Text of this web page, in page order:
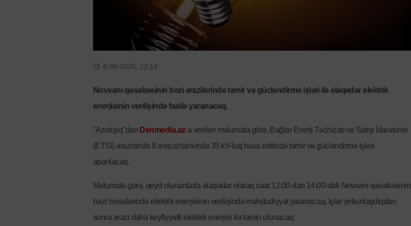
8-08-2025, 12:14
Novxanı qəsəbəsinin bəzi ərazilərində təmir və gücləndirmə işləri ilə əlaqədar elektrik
enerjisinin verilişində fasilə yaranacaq.
"Azərişıq"dan Denmedia.az-a verilən məlumata görə, Bağlar Enerji Təchizatı və Satışı İdarəsinin
(ETSİ) ərazisində 8 avqust tarixində 35 kV-luq hava xəttində təmir və gücləndirmə işləri
aparılacaq.
Məlumata görə, qeyd olunanlarla əlaqədar olaraq saat 12:00-dan 14:00-dək Novxanı qəsəbəsinin
bəzi hissələrində elektrik enerjisinin verilişində məhdudiyyət yaranacaq. İşlər yekunlaşdıqdan
sonra ərazi daha keyfiyyətli elektrik enerjisi ilə təmin olunacaq.